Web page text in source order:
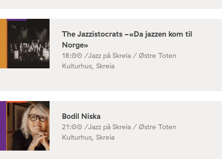
The Jazzistocrats -«Da jazzen kom til
Norge»
18:00 /Jazz på Skreia / Østre Toten
Kulturhus, Skreia
Bodil Niska
21:00 /Jazz på Skreia / Østre Toten
Kulturhus, Skreia